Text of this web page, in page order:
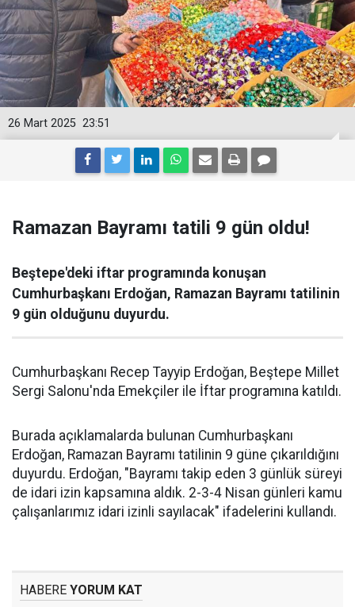
23:51
26 Mart 2025
Ramazan Bayramı tatili 9 gün oldu!
Beştepe'deki iftar programında konuşan
Cumhurbaşkanı Erdoğan, Ramazan Bayramı tatilinin
9 gün olduğunu duyurdu.
Cumhurbaşkanı Recep Tayyip Erdoğan, Beştepe Millet
Sergi Salonu'nda Emekçiler ile İftar programına katıldı.
Burada açıklamalarda bulunan Cumhurbaşkanı
Erdoğan, Ramazan Bayramı tatilinin 9 güne çıkarıldığını
duyurdu. Erdoğan, "Bayramı takip eden 3 günlük süreyi
de idari izin kapsamına aldık. 2-3-4 Nisan günleri kamu
çalışanlarımız idari izinli sayılacak" ifadelerini kullandı.
HABERE YORUM KAT